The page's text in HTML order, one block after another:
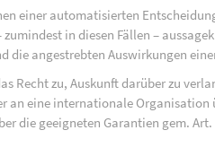
einer automatisierten
zumindest in diesen Fällen –
die angestrebten Auswirkungen
Recht zu, Auskunft darüber zu
an eine internationale Organisation
die geeigneten Garantien gem.